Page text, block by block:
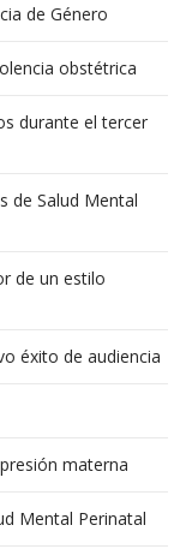
de Género
obstétrica
durante el tercer
de Salud Mental
de un estilo
éxito de audiencia
materna
Mental Perinatal